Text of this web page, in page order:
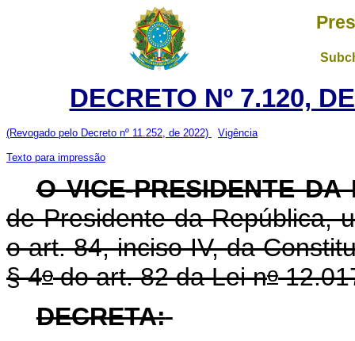
DECRETO Nº 7.120,
(Revogado pelo Decreto nº 11.252, de 2022) Vigência
Texto para impressão
O VICE-PRESIDENTE DA
de Presidente da República,
o art. 84, inciso IV, da
§ 4odo art. 82 da Lei no
DECRETA: